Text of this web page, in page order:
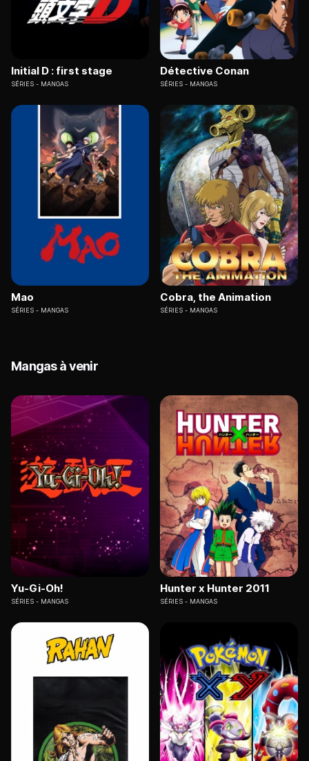
Initial D : first stage
SÉRIES MANGAS
Détective Conan
SÉRIES MANGAS
Mao
SÉRIES MANGAS
Cobra, the Animation
SÉRIES MANGAS
Mangas à venir
Yu-Gi-Oh!
SÉRIES MANGAS
Hunter x Hunter 2011
SÉRIES MANGAS